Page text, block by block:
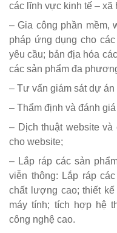
các lĩnh vực kinh tế – xã
– Gia công phần mềm,
pháp ứng dụng cho
yêu cầu; bản địa hóa
các sản phẩm đa
– Tư vấn giám sát dự án
– Thẩm định và đánh
– Dịch thuật website
cho website;
– Lắp ráp các sản
viễn thông: Lắp ráp
chất lượng cao; thiết
máy tính; tích hợp hệ
công nghệ cao.